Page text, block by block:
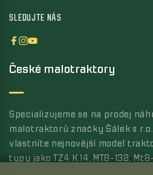
SLEDUJTE NÁS
České malotraktory
Specializujeme se na prodej
malotraktorů značky Šálek
vlastníte nejnovější model
typy jako TZ4 K 14, MT8-132,